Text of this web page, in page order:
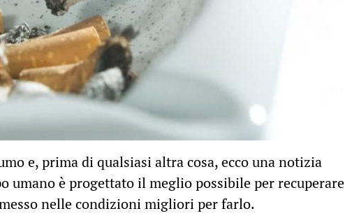
e, prima di qualsiasi altra cosa, ecco una notizia
umano è progettato il meglio possibile per recuperare
nelle condizioni migliori per farlo.